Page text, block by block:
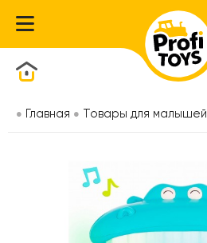
Главная Товары для малышей
Каталог товаров